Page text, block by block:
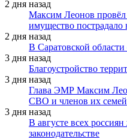
2 дня назад
Максим Леонов провёл
имущество пострадало
2 дня назад
В Саратовской
3 дня назад
Благоустройство
3 дня назад
Глава ЭМР Максим
СВО и членов их семей
3 дня назад
В августе всех
законодательстве